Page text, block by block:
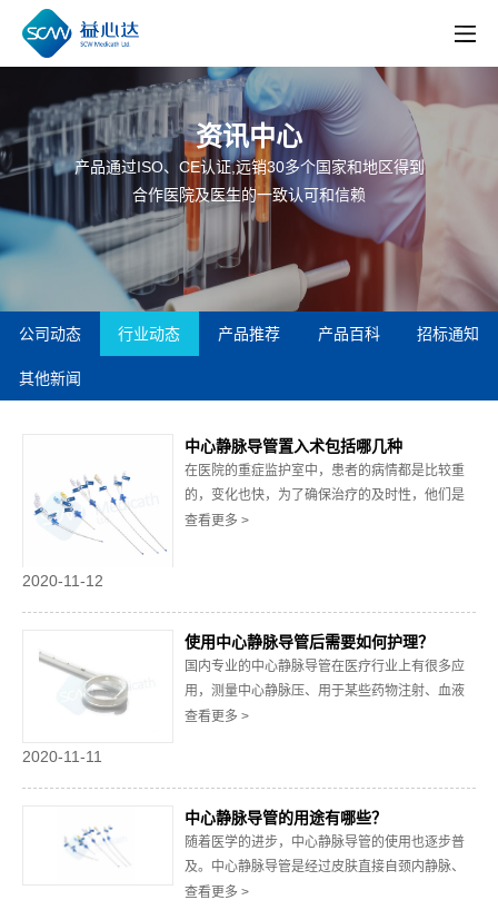
资讯中心
产品通过ISO、CE认证,远销30多个国家和地区得到
合作医院及医生的一致认可和信赖
公司动态 行业动态 产品推荐 产品百科 招标通知
其他新闻
中心静脉导管置入术包括哪几种
在医院的重症监护室中，患者的病情都是比较重
的，变化也快，为了确保治疗的及时性，他们是
需要长期开放静脉通道的，这个时候质量好的中
管时用到的置入术都有哪几种呢，下面就来了解
一下相关的...
查看更多 >
2020-11-12
使用中心静脉导管后需要如何护理？
国内专业的中心静脉导管在医疗行业上有很多应
用，测量中心静脉压、用于某些药物注射、血液
透析的管道、肿瘤的化疗等方面的应用。而且，
后，还要注意护理，以防患者受到感染。那么，
使用中心静脉导管后需要如何护理？本文将为大
家做出详...
查看更多 >
2020-11-11
中心静脉导管的用途有哪些？
随着医学的进步，中心静脉导管的使用也逐步普
及。中心静脉导管是经过皮肤直接自颈内静脉、
锁骨下静脉和股静脉等进行穿刺，沿血管走向直
查看更多 >